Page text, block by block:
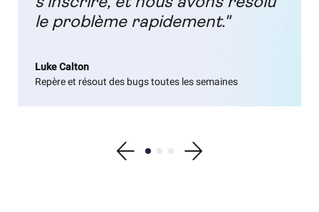
le problème rapidement."
Luke Calton
Repère et résout des bugs toutes les semaines
Show previous testimonial
Show testimonial 1
Show testimonial 2
Show testimonial 3
Show next testimonial